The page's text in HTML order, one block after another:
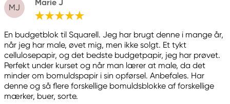
MJ
Marie J
En budgetblok til Squarell. Jeg har brugt denne i mange år,
når jeg har male, øvet mig, men ikke solgt. Et tykt
cellulosepapir, og det bedste budgetpapir, jeg har prøvet.
Perfekt under kurset og når man lærer at male, da det
minder om bomuldspapir i sin opførsel. Anbefales. Har
denne og så flere forskellige bomuldsblokke af forskellige
mærker, buer, sorte.